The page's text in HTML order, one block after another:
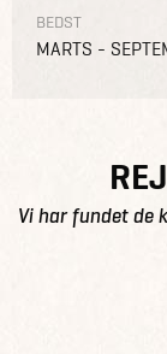
BEDST
MARTS -
Vi har fundet de